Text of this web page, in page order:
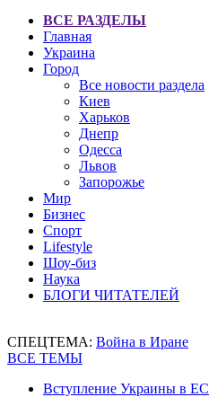
ВСЕ РАЗДЕЛЫ
Главная
Украина
Город
Все новости раздела
Киев
Харьков
Днепр
Одесса
Львов
Запорожье
Мир
Бизнес
Спорт
Lifestyle
Шоу-биз
Наука
БЛОГИ ЧИТАТЕЛЕЙ
СПЕЦТЕМА: Война в Иране
ВСЕ ТЕМЫ
Вступление Украины в ЕС